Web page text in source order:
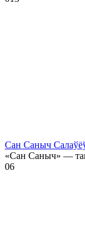
Сан Саныч
«Сан Саныч» — так
06